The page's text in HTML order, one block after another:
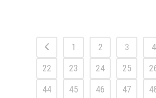
1 2 3 4
22
23 24 25
44
45 46 47